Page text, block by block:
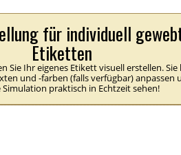
für individuell
Etiketten
Sie Ihr eigenes Etikett visuell erstellen.
und -farben (falls verfügbar) anpassen
Simulation praktisch in Echtzeit sehen!